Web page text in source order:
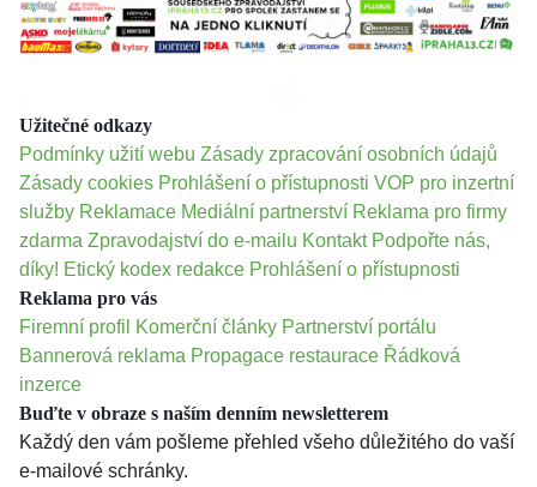
Užitečné odkazy
Podmínky užití webu Zásady zpracování osobních údajů
Zásady cookies Prohlášení o přístupnosti VOP pro inzertní
služby Reklamace Mediální partnerství Reklama pro firmy
zdarma Zpravodajství do e-mailu Kontakt Podpořte nás,
díky! Etický kodex redakce Prohlášení o přístupnosti
Reklama pro vás
Firemní profil
Komerční články Partnerství portálu
Bannerová reklama Propagace restaurace Řádková
inzerce
Buďte v obraze s naším denním newsletterem
Každý den vám pošleme přehled všeho důležitého do vaší
e-mailové schránky.